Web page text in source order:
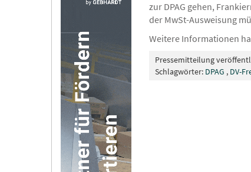
zur DPAG gehen,
der MwSt-Ausweisung
Weitere Informationen
Pressemitteilung
Schlagwörter: DPAG , DV-